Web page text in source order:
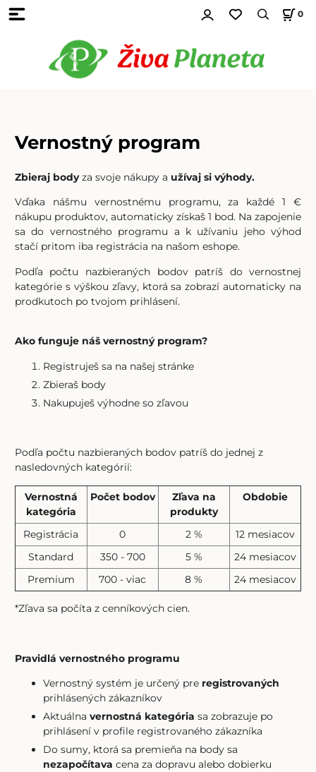
0
Vernostný program
Zbieraj bodyza svoje nákupy a užívaj si výhody.
Vďaka nášmu vernostnému programu, za každé 1 €
nákupu produktov, automaticky získaš 1 bod. Na zapojenie
sa do vernostného programu a k užívaniu jeho výhod
stačí pritom iba registrácia na našom eshope.
Podľa počtu nazbieraných bodov patríš do vernostnej
kategórie s výškou zľavy, ktorá sa zobrazí automaticky na
prodkutoch po tvojom prihlásení.
Ako funguje náš vernostný program?
Registruješ sa na našej stránke
Zbieraš body
Nakupuješ výhodne so zľavou
Podľa počtu nazbieraných bodov patríš do jednej z
nasledovných kategórií:
Vernostná
kategória
Počet bodov
Zľava na
produkty
Obdobie
Registrácia 0 2 %
12 mesiacov
Standard
350 - 700 5 %
24 mesiacov
Premium
700 - viac 8 % 24 mesiacov
*Zľava sa počíta z cenníkových cien.
Pravidlá vernostného programu
Vernostný systém je určený pre registrovaných
prihlásených zákazníkov
Aktuálna vernostná kategória sa zobrazuje po
prihlásení v profile registrovaného zákazníka
Do sumy, ktorá sa premieňa na body sa
nezapočítava cena za dopravu alebo dobierku